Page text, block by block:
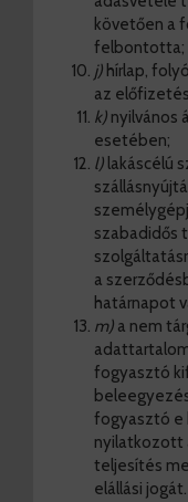
követően a
felbontotta;
j) hírlap,
az
k) nyilvános
esetében;
l) lakáscélú
szabadidős
a
határnapot
m) a nem
fogyasztó
fogyasztó e
nyilatkozott
teljesítés
elállási jogát.